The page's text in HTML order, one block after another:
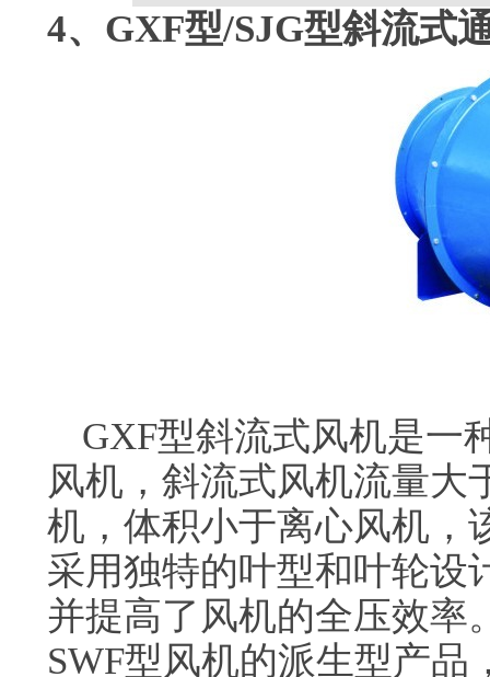
4、GXF型/SJG型斜流式
GXF型斜流式风机是一
风机，斜流式风机流量大
机，体积小于离心风机，
采用独特的叶型和叶轮设
并提高了风机的全压效率
SWF型风机的派生型产